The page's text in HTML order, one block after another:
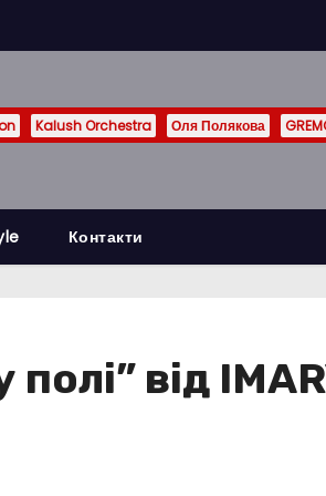
Kalush Orchestra Оля Полякова
Контакти
від